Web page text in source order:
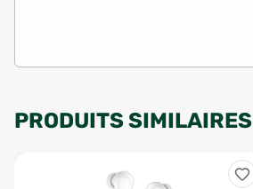
PRODUITS SIMILAIRES